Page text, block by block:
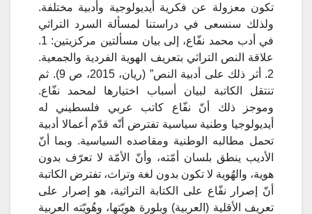
تكون معزولة عن فكرية أيديولوجية وأدبية مختلفة.
ولذلك سنسعى في دراستنا لمسألة السرد التراثي
في أدب محمد نفّاع، إلى بيان مسألتين مركزيتين: 1.
علاقة النص التراثي بتعريف الهوية الفردية والجمعية.
2. أثر ذلك على أدبية النص” (ريان، 2015، ص 9). ثم
تنتقل الكاتبة لبيان أسباب اختيارها لمحمد نفّاع.
وموجز ذلك أنّ نفّاع كاتب عربي فلسطيني له
أيديولوجيا وطنية سياسية تفترض أنّه قدّم أعمالا أدبية
تحمل مطالبه الوطنية ومقاصده السياسية. وبما أنّ
الأديب ينطق بلسان أمّته، وأنّ الأمّة لا تعرّف بدون
هوية، والهُوية لا تكون بدون لغة وتراث، تفترض الكاتبة
أنّ إصرار نفّاع على الكتابة التراثية، هو إصرار على
تعريف الأقلية (العربية) وبلورة هويّتها، وهُويّته العربية